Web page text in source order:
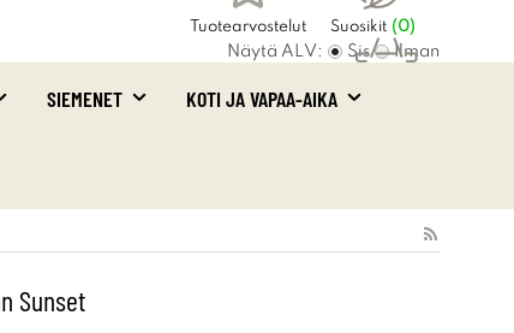
Tuotearvostelut Suosikit (0)
Ostoskori
Näytä ALV: Sis Ilman
SIEMENET KOTI JA VAPAA-AIKA
Sunset